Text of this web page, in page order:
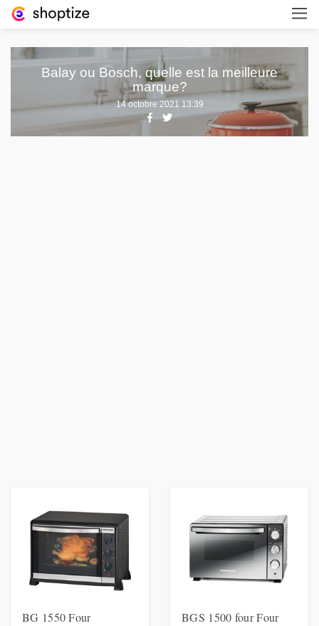
Balay ou Bosch, quelle est la meilleure
marque?
14 octobre 2021 13:39
BG 1550 Four
BGS 1500 four Four